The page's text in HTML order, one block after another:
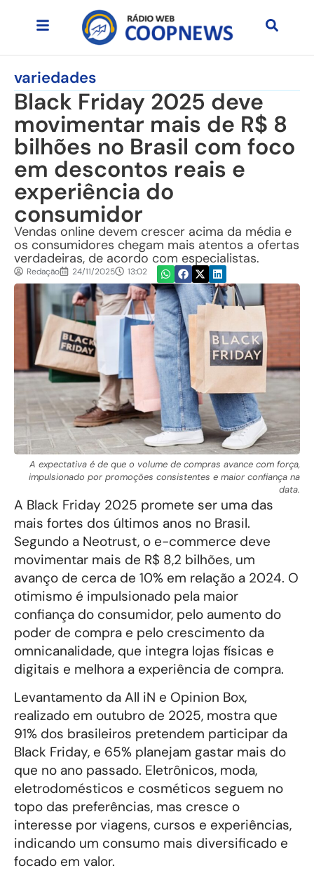
variedades
Black Friday 2025 deve
movimentar mais de R$ 8
bilhões no Brasil com foco
em descontos reais e
experiência do
consumidor
Vendas online devem crescer acima da média e
os consumidores chegam mais atentos a ofertas
verdadeiras, de acordo com especialistas.
Redação 24/11/2025 13:02
A expectativa é de que o volume de compras avance com força,
impulsionado por promoções consistentes e maior confiança na
data.
A Black Friday 2025 promete ser uma das
mais fortes dos últimos anos no Brasil.
Segundo a Neotrust, o e-commerce deve
movimentar mais de R$ 8,2 bilhões, um
avanço de cerca de 10% em relação a 2024. O
otimismo é impulsionado pela maior
confiança do consumidor, pelo aumento do
poder de compra e pelo crescimento da
omnicanalidade, que integra lojas físicas e
digitais e melhora a experiência de compra.
Levantamento da All iN e Opinion Box,
realizado em outubro de 2025, mostra que
91% dos brasileiros pretendem participar da
Black Friday, e 65% planejam gastar mais do
que no ano passado. Eletrônicos, moda,
eletrodomésticos e cosméticos seguem no
topo das preferências, mas cresce o
interesse por viagens, cursos e experiências,
indicando um consumo mais diversificado e
focado em valor.